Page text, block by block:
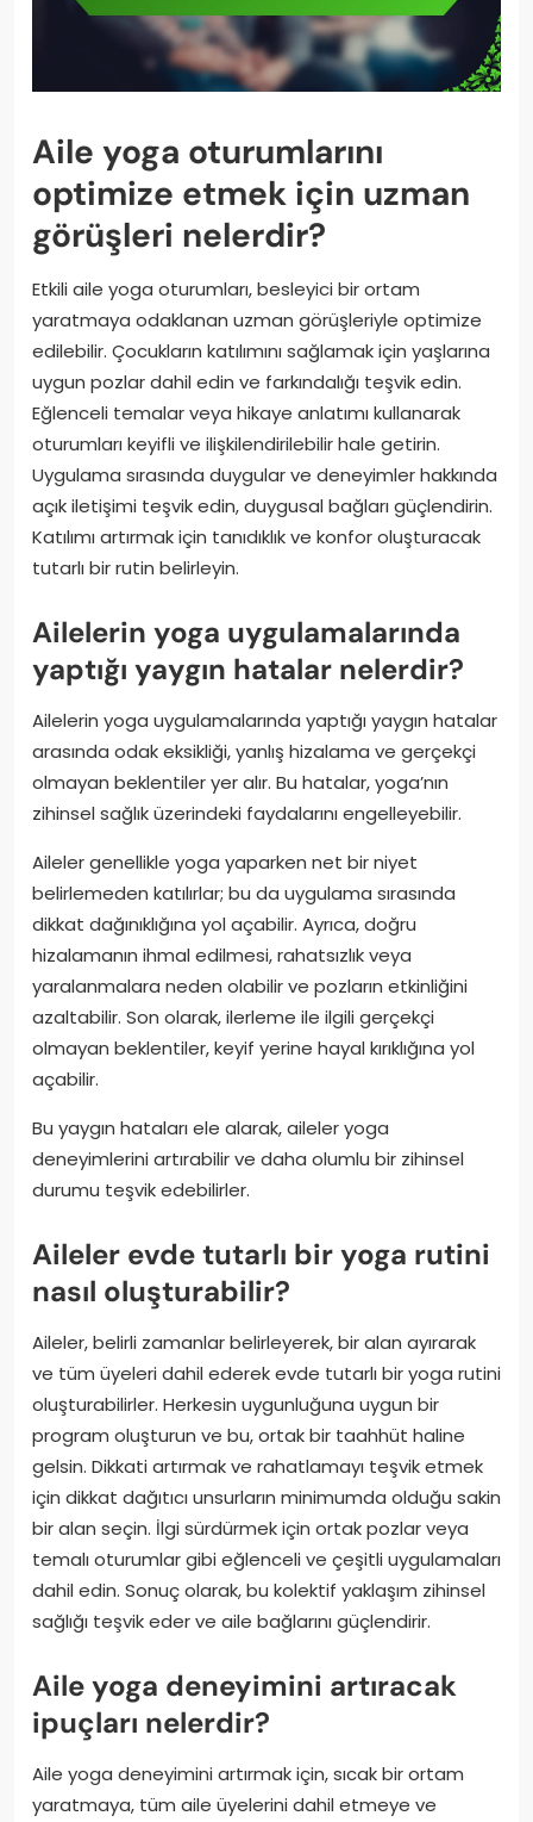
Aile yoga oturumlarını
optimize etmek için uzman
görüşleri nelerdir?
Etkili aile yoga oturumları, besleyici bir ortam
yaratmaya odaklanan uzman görüşleriyle optimize
edilebilir. Çocukların katılımını sağlamak için yaşlarına
uygun pozlar dahil edin ve farkındalığı teşvik edin.
Eğlenceli temalar veya hikaye anlatımı kullanarak
oturumları keyifli ve ilişkilendirilebilir hale getirin.
Uygulama sırasında duygular ve deneyimler hakkında
açık iletişimi teşvik edin, duygusal bağları güçlendirin.
Katılımı artırmak için tanıdıklık ve konfor oluşturacak
tutarlı bir rutin belirleyin.
Ailelerin yoga uygulamalarında
yaptığı yaygın hatalar nelerdir?
Ailelerin yoga uygulamalarında yaptığı yaygın hatalar
arasında odak eksikliği, yanlış hizalama ve gerçekçi
olmayan beklentiler yer alır. Bu hatalar, yoga’nın
zihinsel sağlık üzerindeki faydalarını engelleyebilir.
Aileler genellikle yoga yaparken net bir niyet
belirlemeden katılırlar; bu da uygulama sırasında
dikkat dağınıklığına yol açabilir. Ayrıca, doğru
hizalamanın ihmal edilmesi, rahatsızlık veya
yaralanmalara neden olabilir ve pozların etkinliğini
azaltabilir. Son olarak, ilerleme ile ilgili gerçekçi
olmayan beklentiler, keyif yerine hayal kırıklığına yol
açabilir.
Bu yaygın hataları ele alarak, aileler yoga
deneyimlerini artırabilir ve daha olumlu bir zihinsel
durumu teşvik edebilirler.
Aileler evde tutarlı bir yoga rutini
nasıl oluşturabilir?
Aileler, belirli zamanlar belirleyerek, bir alan ayırarak
ve tüm üyeleri dahil ederek evde tutarlı bir yoga rutini
oluşturabilirler. Herkesin uygunluğuna uygun bir
program oluşturun ve bu, ortak bir taahhüt haline
gelsin. Dikkati artırmak ve rahatlamayı teşvik etmek
için dikkat dağıtıcı unsurların minimumda olduğu sakin
bir alan seçin. İlgi sürdürmek için ortak pozlar veya
temalı oturumlar gibi eğlenceli ve çeşitli uygulamaları
dahil edin. Sonuç olarak, bu kolektif yaklaşım zihinsel
sağlığı teşvik eder ve aile bağlarını güçlendirir.
Aile yoga deneyimini artıracak
ipuçları nelerdir?
Aile yoga deneyimini artırmak için, sıcak bir ortam
yaratmaya, tüm aile üyelerini dahil etmeye ve